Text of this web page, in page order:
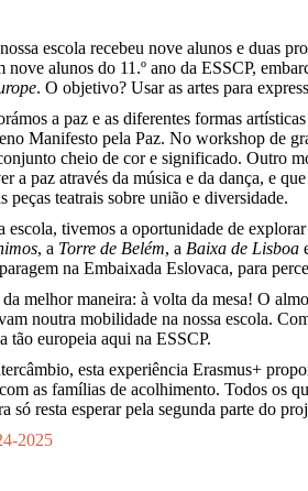
escola recebeu nove alunos e duas
nove alunos do 11.º ano da ESSCP,
. O objetivo? Usar as artes para
a paz e as diferentes formas
Manifesto pela Paz. No workshop de
cheio de cor e significado. Outro
a paz através da música e da dança, e
peças teatrais sobre união e diversidade.
escola, tivemos a oportunidade de
, a Torre de Belém, a Baixa de Lisboa
na Embaixada Eslovaca, para
melhor maneira: à volta da mesa! O
noutra mobilidade na nossa escola.
tão europeia aqui na ESSCP.
esta experiência Erasmus+
as famílias de acolhimento. Todos os
só resta esperar pela segunda parte do
2025